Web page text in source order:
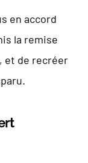
en accord
la remise
et de recréer